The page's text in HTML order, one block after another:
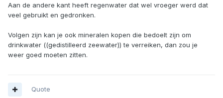
Aan de andere kant heeft regenwater dat wel vroeger werd dat
veel gebruikt en gedronken.
Volgen zijn kan je ook mineralen kopen die bedoelt zijn om
drinkwater ((gedistilleerd zeewater)) te verreiken, dan zou je
weer goed moeten zitten.
Quote